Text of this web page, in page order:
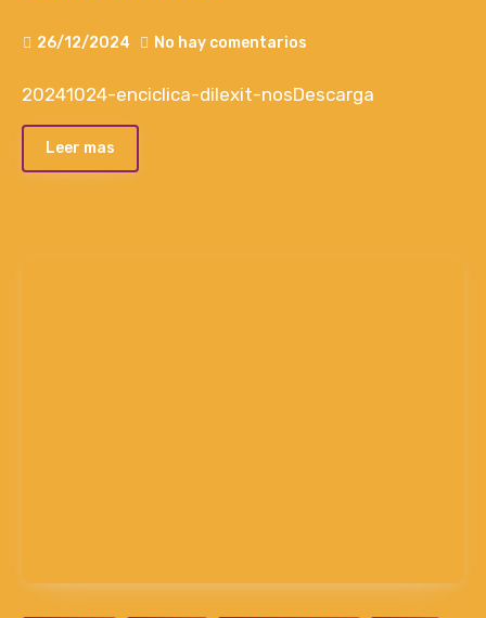
26/12/2024 No hay comentarios
20241024-enciclica-dilexit-nosDescarga
Leer mas